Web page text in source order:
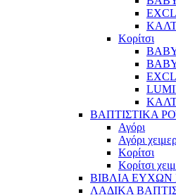
Κορίτσι
ΒΑΠΤΙΣΤΙΚΑ
Αγόρι
Αγόρι
Κορίτσι
Κορίτσι
ΒΙΒΛΙΑ ΕΥΧΩΝ
ΛΑΔΙΚΑ